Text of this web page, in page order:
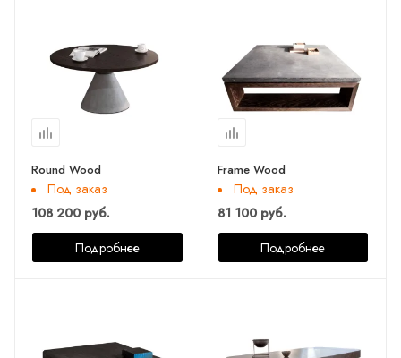
Round Wood
Под заказ
108 200 руб.
Подробнее
Frame Wood
Под заказ
81 100 руб.
Подробнее